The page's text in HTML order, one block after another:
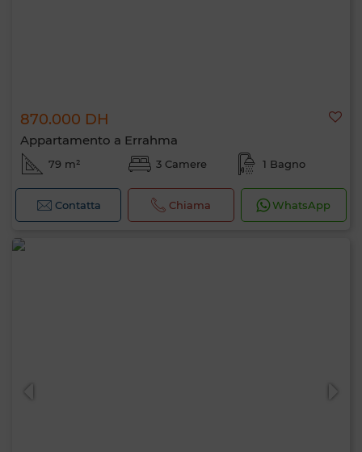
870.000 DH
Appartamento a Errahma
79 m² 3 Camere 1 Bagno
Contatta Chiama WhatsApp